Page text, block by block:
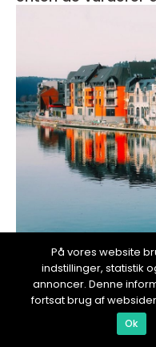
eller ønsker å
redaktionel
17. January 2024
Bygge ut hus: En
husutvidelser
På vores website
indstillinger, statistik
annoncer. Denne
fortsat brug af
Ok